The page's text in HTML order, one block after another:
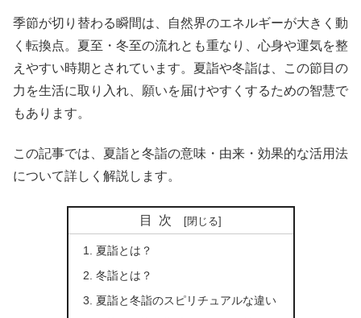
季節が切り替わる瞬間は、自然界のエネルギーが大きく動
く転換点。夏至・冬至の流れとも重なり、心身や運気を整
えやすい時期とされています。夏詣や冬詣は、この節目の
力を生活に取り入れ、願いを届けやすくするための智慧で
もあります。
この記事では、夏詣と冬詣の意味・由来・効果的な活用法
について詳しく解説します。
目次
夏詣とは？
冬詣とは？
夏詣と冬詣のスピリチュアルな違い